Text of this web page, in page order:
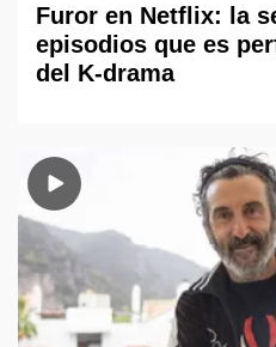
Furor en Netflix: la
episodios que es
del K-drama